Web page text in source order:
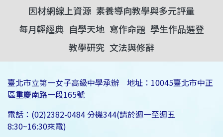
因材網線上資源 素養導向教學與多元評量
每月輕經典 自學天地 寫作命題 學生作品選登
教學研究 文法與修辭
臺北市立第一女子高級中學承辦 地址：10045臺北市中正
區重慶南路一段165號
電話：(02)2382-0484 分機344(請於週一至週五
8:30~16:30來電)